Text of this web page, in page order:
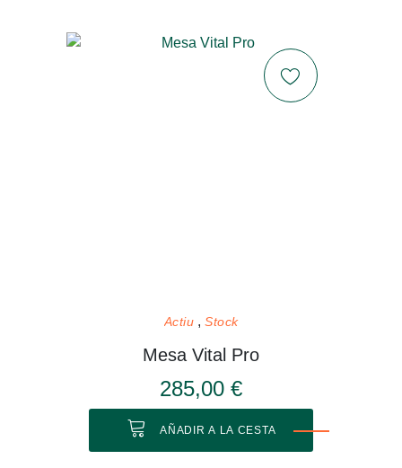
Actiu Stock
Mesa Vital Pro
285,00 €
AÑADIR A LA CESTA